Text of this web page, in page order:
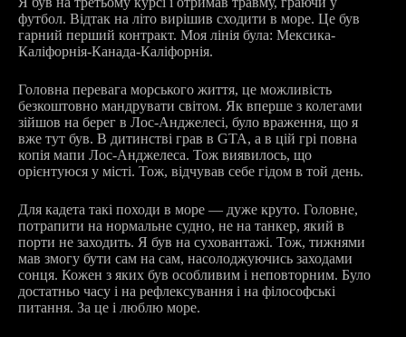
футбол. Відтак на літо вирішив сходити в море. Це був
гарний перший контракт. Моя лінія була: Мексика-
Каліфорнія-Канада-Каліфорнія.
Головна перевага морського життя, це можливість
безкоштовно мандрувати світом. Як вперше з колегами
зійшов на берег в Лос-Анджелесі, було враження, що я
вже тут був. В дитинстві грав в GTA, а в цій грі повна
копія мапи Лос-Анджелеса. Тож виявилось, що
орієнтуюся у місті. Тож, відчував себе гідом в той день.
Для кадета такі походи в море — дуже круто. Головне,
потрапити на нормальне судно, не на танкер, який в
порти не заходить. Я був на суховантажі. Тож, тижнями
мав змогу бути сам на сам, насолоджуючись заходами
сонця. Кожен з яких був особливим і неповторним. Було
достатньо часу і на рефлексування і на філософські
питання. За це і люблю море.